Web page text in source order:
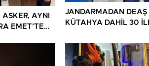
AYNI
EMET’TE
JANDARMADAN DEAŞ
KÜTAHYA DAHİL 30